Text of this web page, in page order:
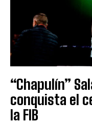
“Chapulín”
conquista el
la FIB